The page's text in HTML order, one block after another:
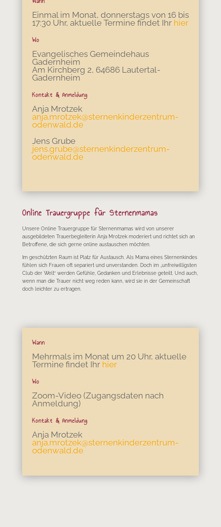
Einmal im Monat, donnerstags von 16 bis
17:30 Uhr, aktuelle Termine findet Ihr hier
Wo
Evangelisches Gemeindehaus
Gadernheim
Am Kirchberg 2, 64686 Lautertal-
Gadernheim
Kontakt & Anmeldung
Anja Mrotzek
anja.mrotzek@sternenkinderzentrum-
odenwald.de
Jens Grube
jens.grube@sternenkinderzentrum-
odenwald.de
Online Trauergruppe für Sternenmamas
Unsere Online Trauergruppe für Sternenmamas wird von unserer
ausgebildeten Trauerbegleiterin Anja Mrotzek moderiert und richtet sich an
Betroffene, die sich gerne online austauschen möchten.
Im geschützten Raum ist Platz für Austausch. Als Mama eines Sternenkindes
fühlen sich Frauen oft separiert und unverstanden. Doch im „unfreiwilligsten
Club der Welt“ werden Gefühle, Gedanken und Erlebnisse geteilt. Und auch,
wenn man die Trauer nicht weg reden kann, wird sie in der Gemeinschaft
doch leichter zu ertragen.
Wann
Mehrmals im Monat um 20 Uhr, aktuelle
Termine findet Ihr hier
Wo
Zoom-Video (Zugangsdaten nach
Anmeldung)
Kontakt & Anmeldung
Anja Mrotzek
anja.mrotzek@sternenkinderzentrum-
odenwald.de